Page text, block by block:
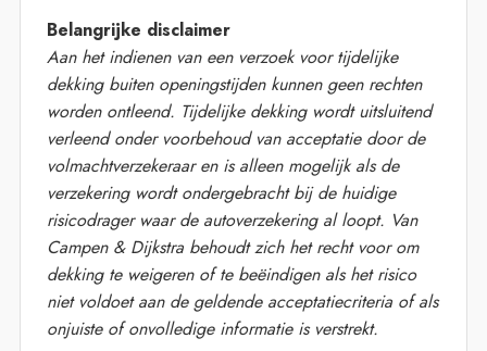
Belangrijke disclaimer
Aan het indienen van een verzoek voor tijdelijke
dekking buiten openingstijden kunnen geen rechten
worden ontleend. Tijdelijke dekking wordt uitsluitend
verleend onder voorbehoud van acceptatie door de
volmachtverzekeraar en is alleen mogelijk als de
verzekering wordt ondergebracht bij de huidige
risicodrager waar de autoverzekering al loopt. Van
Campen & Dijkstra behoudt zich het recht voor om
dekking te weigeren of te beëindigen als het risico
niet voldoet aan de geldende acceptatiecriteria of als
onjuiste of onvolledige informatie is verstrekt.